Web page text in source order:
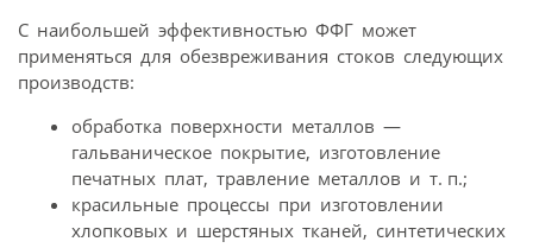
С наибольшей эффективностью ФФГ может
применяться для обезвреживания стоков следующих
производств:
обработка поверхности металлов —
гальваническое покрытие, изготовление
печатных плат, травление металлов и т. п.;
красильные процессы при изготовлении
хлопковых и шерстяных тканей, синтетических